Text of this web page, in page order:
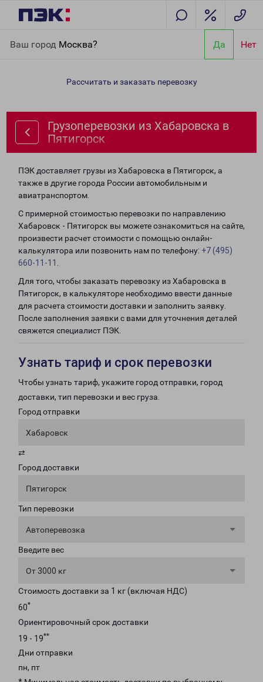
Ваш город Москва? Да Нет
Пятигорск
Рассчитать и заказать перевозку
Грузоперевозки из Хабаровска в
Пятигорск
ПЭК доставляет грузы из Хабаровска в Пятигорск, а
также в другие города России автомобильным и
авиатранспортом.
С примерной стоимостью перевозки по направлению
Хабаровск - Пятигорск вы можете ознакомиться на сайте,
произвести расчет стоимости с помощью онлайн-
калькулятора или позвонить нам по телефону: +7 (495)
660-11-11
Для того, чтобы заказать перевозку из Хабаровска в
Пятигорск, в калькуляторе необходимо ввести данные
для расчета стоимости доставки и заполнить заявку.
После заполнения заявки с вами для уточнения деталей
свяжется специалист ПЭК.
Узнать тариф и срок перевозки
Чтобы узнать тариф, укажите город отправки, город
доставки, тип перевозки и вес груза.
Город отправки
Хабаровск
⇄
Город доставки
Пятигорск
Тип перевозки
Автоперевозка
Введите вес
От 3000 кг
Стоимость доставки за 1 кг (включая НДС)
60*
Ориентировочный срок доставки
19 - 19**
Дни отправки
пн, пт